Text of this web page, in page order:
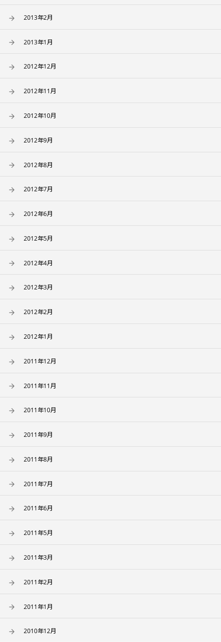
2013年2月
2013年1月
2012年12月
2012年11月
2012年10月
2012年9月
2012年8月
2012年7月
2012年6月
2012年5月
2012年4月
2012年3月
2012年2月
2012年1月
2011年12月
2011年11月
2011年10月
2011年9月
2011年8月
2011年7月
2011年6月
2011年5月
2011年3月
2011年2月
2011年1月
2010年12月